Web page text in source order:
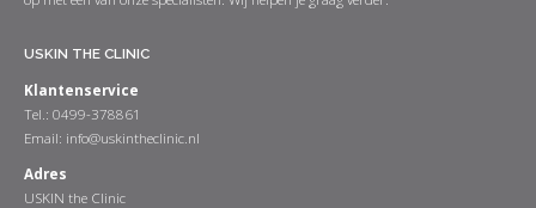
USKIN THE CLINIC
Klantenservice
Tel.: 0499-378861
Email: info@uskintheclinic.nl
Adres
USKIN the Clinic